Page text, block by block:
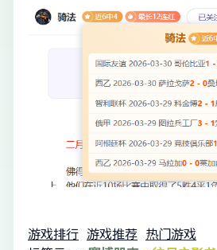
游戏排行 游戏推荐 热门游戏